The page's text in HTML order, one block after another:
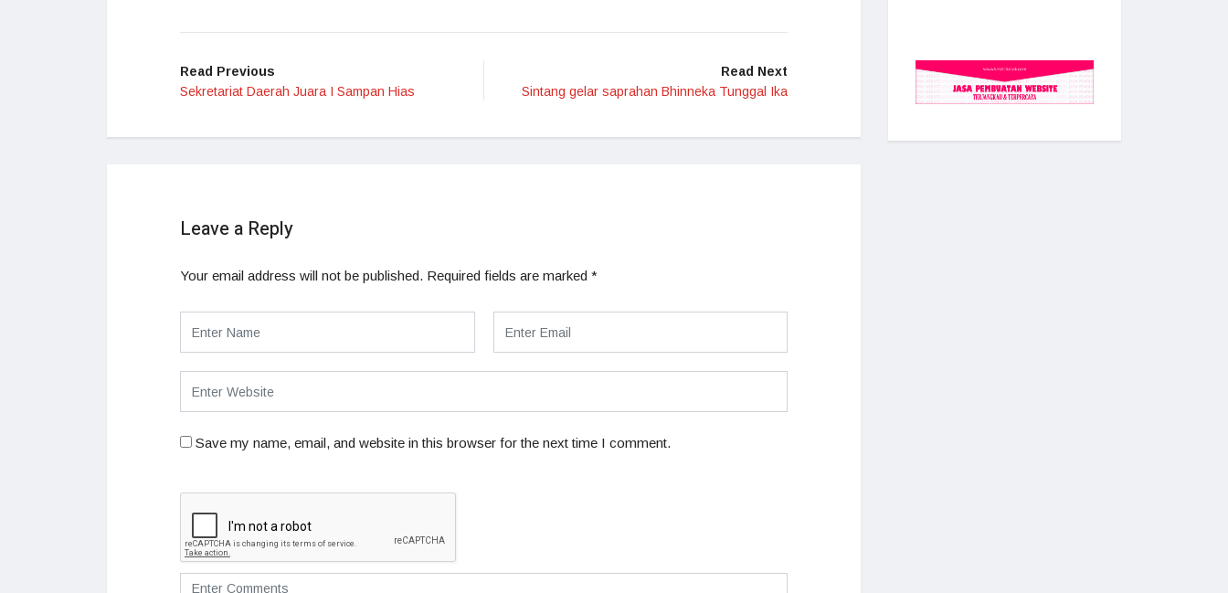
Read Previous
Sekretariat Daerah Juara I Sampan Hias
Read Next
Sintang gelar saprahan Bhinneka Tunggal Ika
Leave a Reply
Your email address will not be published. Required fields are marked *
Save my name, email, and website in this browser for the next time I comment.